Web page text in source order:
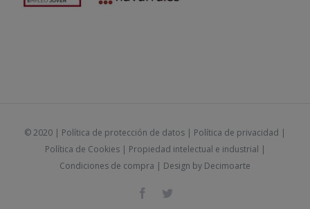
© 2020 | Política de protección de datos | Política de privacidad |
Política de Cookies| Propiedad intelectual e industrial |
Condiciones de compra | Design by Decimoarte
Facebook